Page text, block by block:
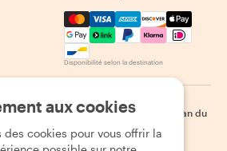
Mastercard, Visa, Amex,
Disponibilité selon la destination
Politique de confidentialité | Cookies
Plan du
site
aux cookies
des cookies pour vous offrir la